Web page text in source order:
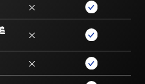
×
×
×